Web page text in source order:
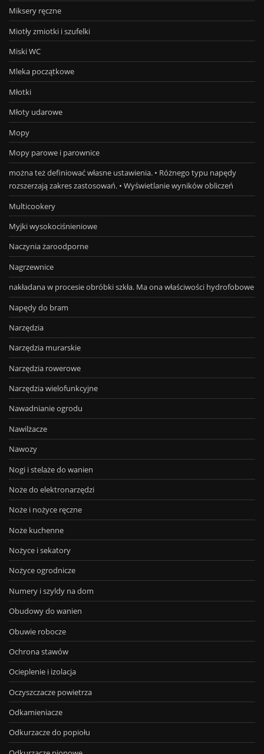
Miksery ręczne
Miotły zmiotki i szufelki
Miski WC
Mleka początkowe
Młotki
Młoty udarowe
Mopy
Mopy parowe i parownice
można też definiować własne ustawienia. • Różnego typu napędy
rozszerzają zakres zastosowań. • Wyświetlanie wyników obliczeń
Multicookery
Myjki wysokociśnieniowe
Naczynia żaroodporne
Nagrzewnice
nakładana w procesie obróbki szkła. Ma ona właściwości hydrofobowe
Napędy do bram
Narzędzia
Narzędzia murarskie
Narzędzia rowerowe
Narzędzia wielofunkcyjne
Nawadnianie ogrodu
Nawilżacze
Nawozy
Nogi i stelaże do wanien
Noże do elektronarzędzi
Noże i nożyce ręczne
Noże kuchenne
Nożyce i sekatory
Nożyce ogrodnicze
Numery i szyldy na dom
Obudowy do wanien
Obuwie robocze
Ochrona stawów
Ocieplenie i izolacja
Oczyszczacze powietrza
Odkamieniacze
Odkurzacze do popiołu